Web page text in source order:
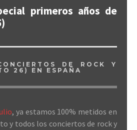
primeros años de
DE ROCK Y
26) EN ESPAÑA
, ya estamos 100% metidos en
y todos los conciertos de rock y